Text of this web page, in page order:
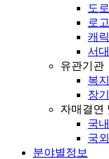
도
로
캐
서
유관기관
복
장
자매결연
국
국
분야별정보